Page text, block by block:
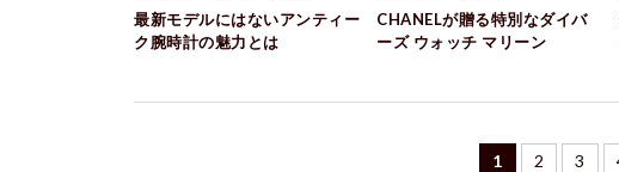
最新モデルにはないアンティー
ク腕時計の魅力とは
CHANELが贈る特別なダイバ
ーズ ウォッチ マリーン
1 2 3